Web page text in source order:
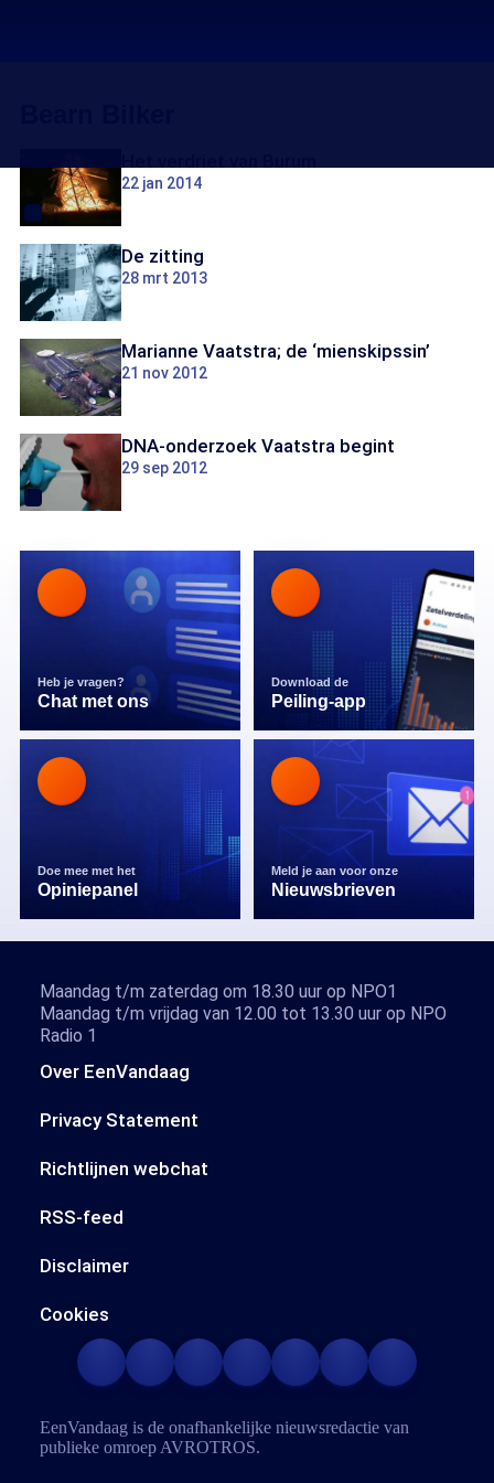
22 jan 2014
De zitting
28 mrt 2013
Marianne Vaatstra; de ‘mienskipssin’
21 nov 2012
DNA-onderzoek Vaatstra begint
29 sep 2012
Heb je vragen?
Chat met ons
Download de
Peiling-app
Doe mee met het
Opiniepanel
Meld je aan voor onze
Nieuwsbrieven
Over EenVandaag
Privacy Statement
Richtlijnen webchat
RSS-feed
Disclaimer
Cookies
Maandag t/m zaterdag om 18.30 uur op NPO1
Maandag t/m vrijdag van 12.00 tot 13.30 uur op NPO
Radio 1
EenVandaag is de onafhankelijke nieuwsredactie van
publieke omroep AVROTROS.